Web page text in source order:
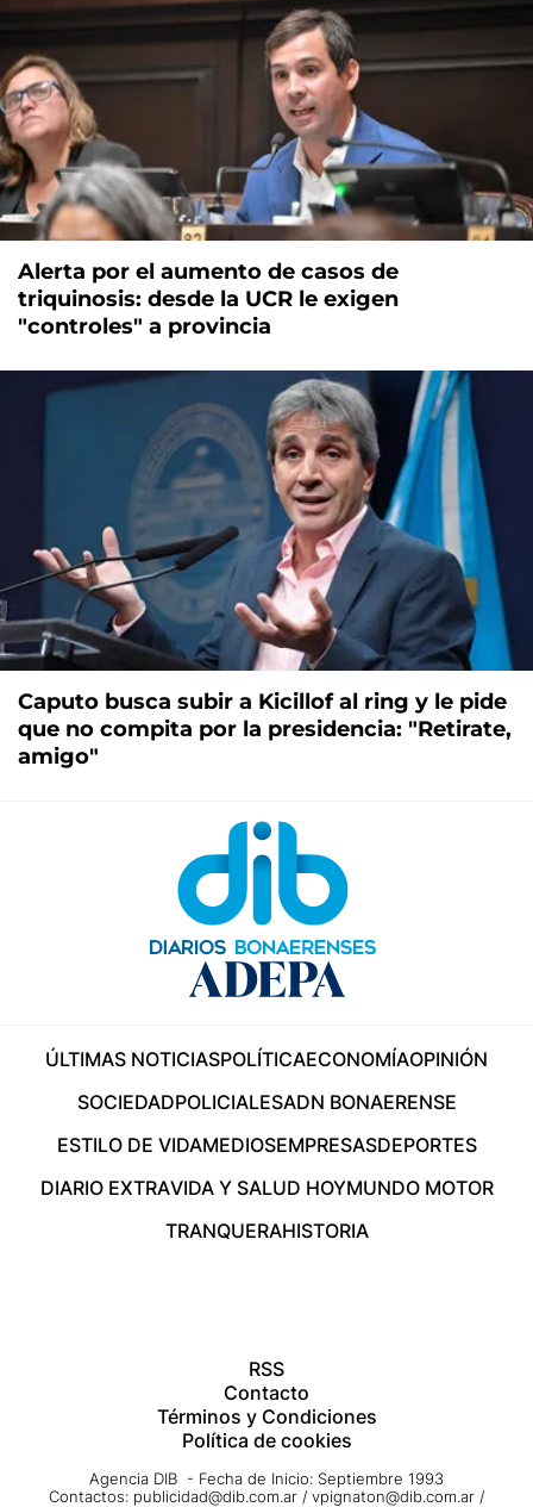
Alerta por el aumento de casos de
triquinosis: desde la UCR le exigen
"controles" a provincia
Caputo busca subir a Kicillof al ring y le pide
que no compita por la presidencia: "Retirate,
amigo"
ÚLTIMAS NOTICIASPOLÍTICAECONOMÍAOPINIÓN
SOCIEDADPOLICIALESADN BONAERENSE
ESTILO DE VIDAMEDIOSEMPRESASDEPORTES
DIARIO EXTRAVIDA Y SALUD HOYMUNDO MOTOR
TRANQUERAHISTORIA
RSS
Contacto
Términos y Condiciones
Política de cookies
Agencia DIB - Fecha de Inicio: Septiembre 1993
Contactos: publicidad@dib.com.ar / vpignaton@dib.com.ar /